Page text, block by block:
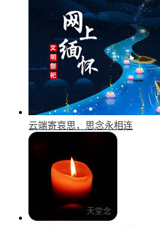
云端寄哀思，思念永相连